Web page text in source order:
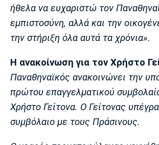
ήθελα να ευχαριστώ τον
εμπιστοσύνη, αλλά και την
την στήριξη όλα αυτά τα χρόνια».
Η ανακοίνωση για τον Χρήστο
Παναθηναϊκός ανακοινώνει την
πρώτου επαγγελματικού
Χρήστο Γείτονα. Ο Γείτονας
συμβόλαιο με τους Πράσινους.